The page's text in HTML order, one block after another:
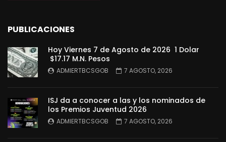
PUBLICACIONES
Hoy Viernes 7 de Agosto de 2026 1 Dolar
$17.17 M.N. Pesos
ADMIERTBCSGOB 7 AGOSTO, 2026
ISJ da a conocer a las y los nominados de
los Premios Juventud 2026
ADMIERTBCSGOB 7 AGOSTO, 2026